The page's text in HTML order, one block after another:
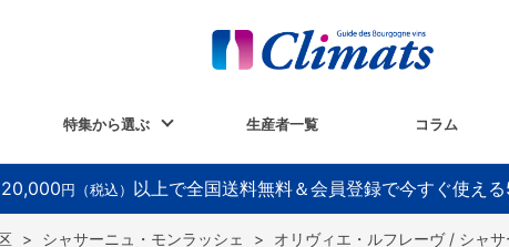
特集から選ぶ 生産者一覧 コラム
20,000 円（税込） 以上で全国送料無料＆会員登録で今すぐ使え
> シャサーニュ・モンラッシェ >
オリヴィエ・ルフレーヴ / シャ